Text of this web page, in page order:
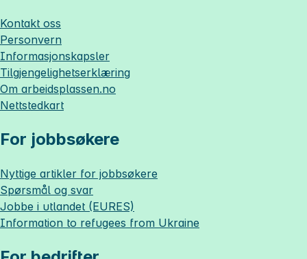
Kontakt oss
Personvern
Informasjonskapsler
Tilgjengelighetserklæring
Om arbeidsplassen.no
Nettstedkart
For jobbsøkere
Nyttige artikler for jobbsøkere
Spørsmål og svar
Jobbe i utlandet (EURES)
Information to refugees from Ukraine